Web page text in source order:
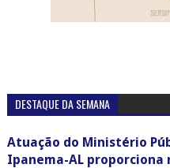
DESTAQUE DA SEMANA
Atuação do Ministério
Ipanema-AL proporciona